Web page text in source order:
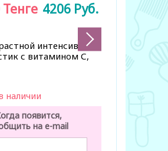
интенсивный
с витамином С,
наличии
Тенге 4206 Руб.
появится,
на e-mail